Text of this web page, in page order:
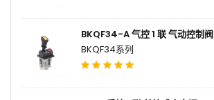
BKQF34-A 气控 1 联 气动控制阀
BKQF34系列